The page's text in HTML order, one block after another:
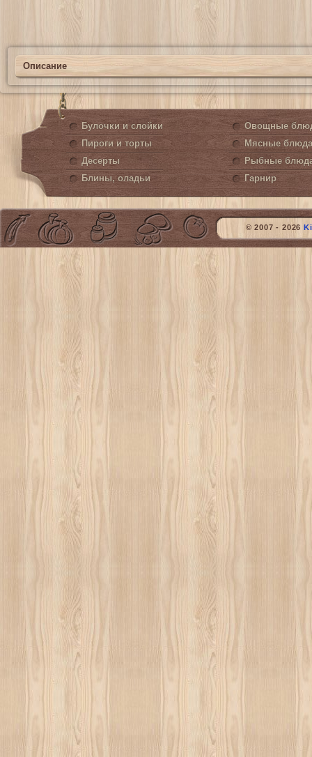
Описание
Булочки и слойки
Пироги и торты
Десерты
Блины, оладьи
Овощные
Мясные блюда
Рыбные
Гарнир
© 2007 - 2026